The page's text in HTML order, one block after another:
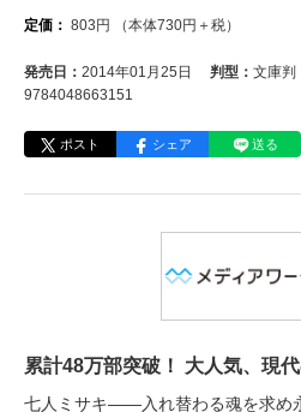
定価： 803 円 （本体730円＋税）
発売日： 2014年01月25日 判型： 文庫判
9784048663151
ポスト シェア 送る
累計48万部突破！ 大人気、現
七人ミサキ――入れ替わる魂を求め